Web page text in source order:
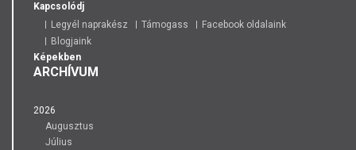
Kapcsolódj
Legyél naprakész
Támogass
Facebook oldalaink
Blogjaink
Képekben
ARCHÍVUM
2026
Augusztus
Július